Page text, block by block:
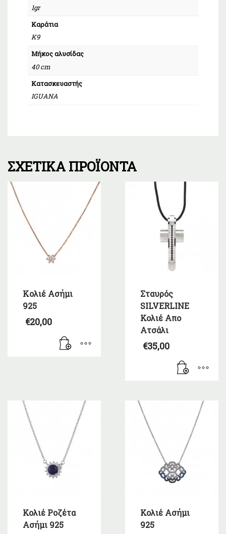
1gr
Καράτια
Κ9
Μήκος αλυσίδας
40 cm
Κατασκευαστής
IGUANA
ΣΧΕΤΙΚΆ ΠΡΟΪΌΝΤΑ
Kολιέ Ασήμι
925
€20,00
Σταυρός
SILVERLINE
Κολιέ Απο
Ατσάλι
€35,00
Κολιέ Ροζέτα
Ασήμι 925
Κολιέ Ασήμι
925